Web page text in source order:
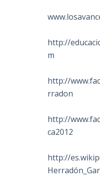
http://
m
http://
rradon
http://
ca2012
http://